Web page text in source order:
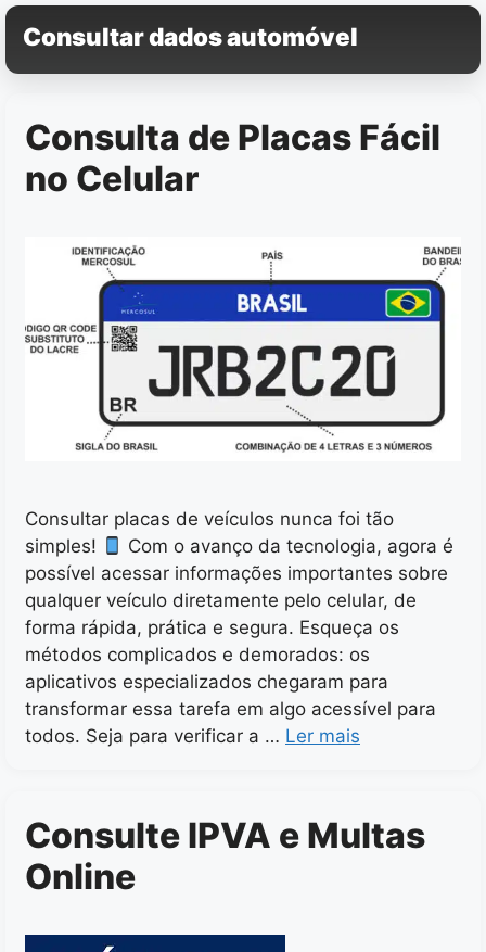
Pular
para
o
Consultar dados automóvel
Consulta de Placas Fácil
no Celular
Consultar placas de veículos nunca foi tão
simples!
Com o avanço da tecnologia, agora é
possível acessar informações importantes sobre
qualquer veículo diretamente pelo celular, de
forma rápida, prática e segura. Esqueça os
métodos complicados e demorados: os
aplicativos especializados chegaram para
transformar essa tarefa em algo acessível para
todos. Seja para verificar a … Ler mais
Consulte IPVA e Multas
Online